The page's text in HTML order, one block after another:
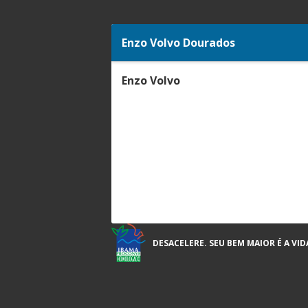
Enzo Volvo Dourados
Enzo Volvo
DESACELERE. SEU BEM MAIOR É A